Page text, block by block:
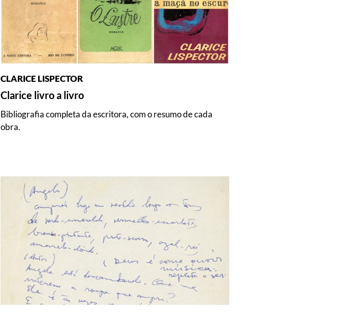
CLARICE LISPECTOR
Clarice livro a livro
Bibliografia completa da escritora, com o resumo de cada
obra.